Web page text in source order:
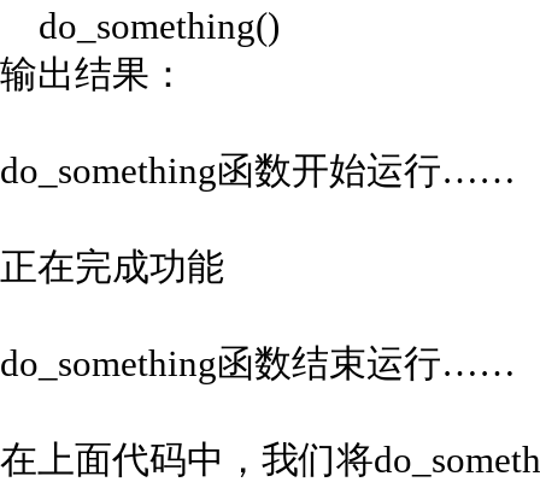
do_something()
输出结果：
do_something函数开始运行……
正在完成功能
do_something函数结束运行……
在上面代码中，我们将